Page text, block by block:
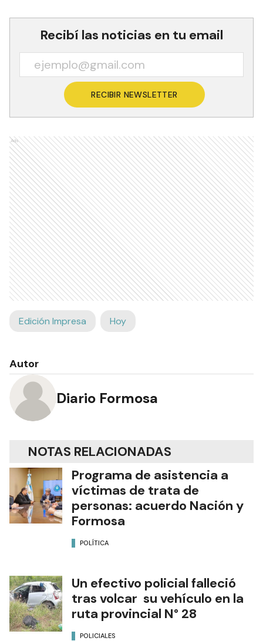
Recibí las noticias en tu email
RECIBIR NEWSLETTER
Ads
Edición Impresa Hoy
Autor
Diario Formosa
NOTAS RELACIONADAS
Programa de asistencia a
víctimas de trata de
personas: acuerdo Nación y
Formosa
POLÍTICA
Un efectivo policial falleció
tras volcar su vehículo en la
ruta provincial N° 28
POLICIALES